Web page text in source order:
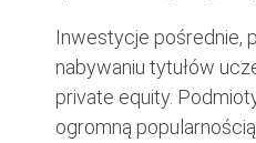
Inwestycje pośrednie,
nabywaniu tytułów
private equity.
ogromną